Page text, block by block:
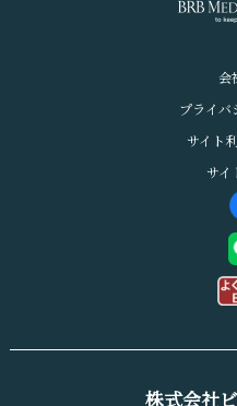
会
プライバ
サイト
サイ
株式会社